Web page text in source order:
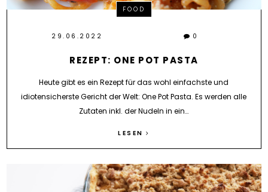
FOOD
29.06.2022 0
REZEPT: ONE POT PASTA
Heute gibt es ein Rezept für das wohl einfachste und
idiotensicherste Gericht der Welt: One Pot Pasta. Es werden alle
Zutaten inkl. der Nudeln in ein…
LESEN